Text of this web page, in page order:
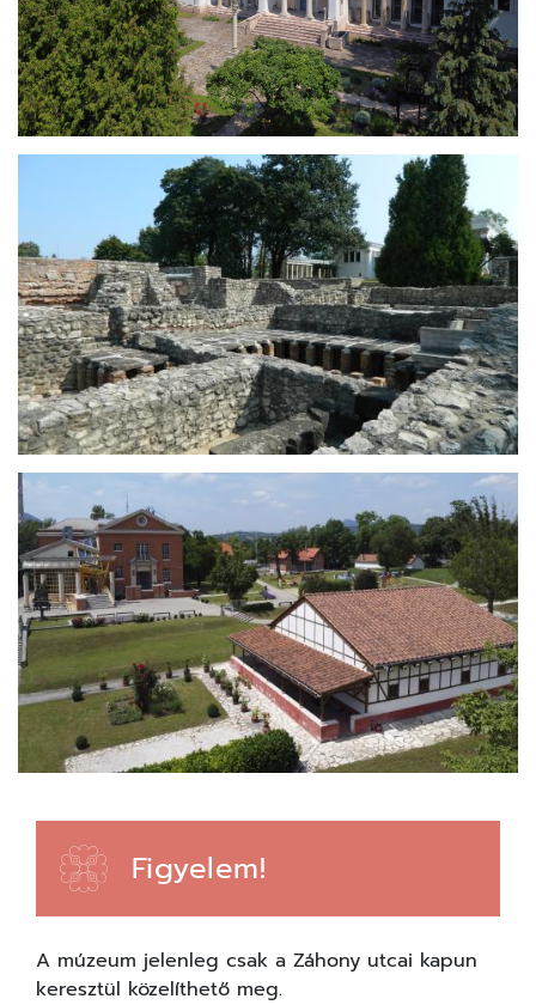
Figyelem!
A múzeum jelenleg csak a Záhony utcai kapun
keresztül közelíthető meg.